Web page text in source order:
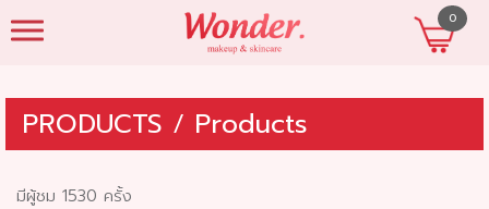
0
PRODUCTS / Products
มีผู้ชม 1530 ครั้ง